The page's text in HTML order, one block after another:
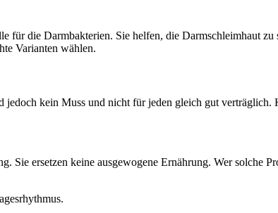
die Darmbakterien. Sie helfen, die Darmschleimhaut zu
Varianten wählen.
kein Muss und nicht für jeden gleich gut verträglich.
ersetzen keine ausgewogene Ernährung. Wer solche